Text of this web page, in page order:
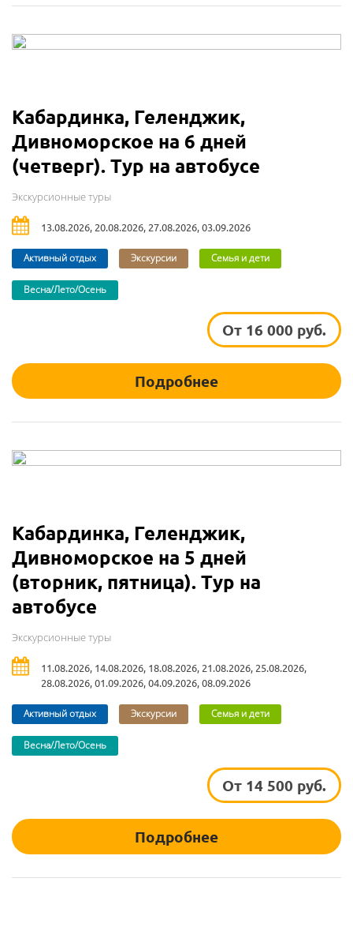
Кабардинка, Геленджик,
Дивноморское на 6 дней
(четверг). Тур на автобусе
Экскурсионные туры
13.08.2026, 20.08.2026, 27.08.2026, 03.09.2026
Активный отдых Экскурсии Семья и дети
Весна/Лето/Осень
От 16 000 руб.
Подробнее
Кабардинка, Геленджик,
Дивноморское на 5 дней
(вторник, пятница). Тур на
автобусе
Экскурсионные туры
11.08.2026, 14.08.2026, 18.08.2026, 21.08.2026, 25.08.2026,
28.08.2026, 01.09.2026, 04.09.2026, 08.09.2026
Активный отдых Экскурсии Семья и дети
Весна/Лето/Осень
От 14 500 руб.
Подробнее